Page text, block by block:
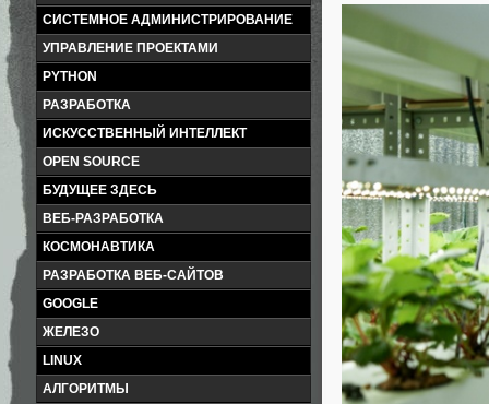
СИСТЕМНОЕ АДМИНИСТРИРОВАНИЕ
УПРАВЛЕНИЕ ПРОЕКТАМИ
PYTHON
РАЗРАБОТКА
ИСКУССТВЕННЫЙ ИНТЕЛЛЕКТ
OPEN SOURCE
БУДУЩЕЕ ЗДЕСЬ
ВЕБ-РАЗРАБОТКА
КОСМОНАВТИКА
РАЗРАБОТКА ВЕБ-САЙТОВ
GOOGLE
ЖЕЛЕЗО
LINUX
АЛГОРИТМЫ